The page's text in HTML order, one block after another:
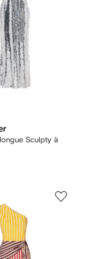
Sculpty à